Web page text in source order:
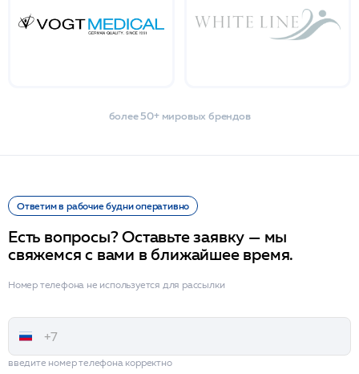
более 50+ мировых брендов
Ответим в рабочие будни оперативно
Есть вопросы? Оставьте заявку — мы
свяжемся с вами в ближайшее время.
Номер телефона не используется для рассылки
введите номер телефона корректно